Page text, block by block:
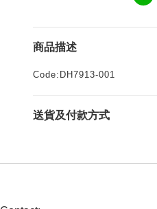
商品描述
Code:DH7913-001
送貨及付款方式